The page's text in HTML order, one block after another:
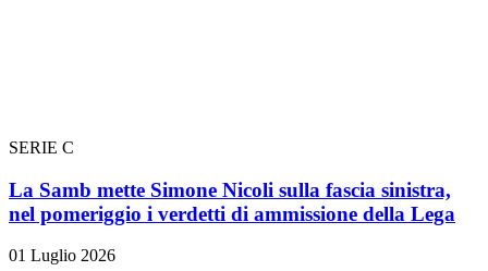
SERIE C
La Samb mette Simone Nicoli sulla fascia sinistra,
nel pomeriggio i verdetti di ammissione della Lega
01 Luglio 2026